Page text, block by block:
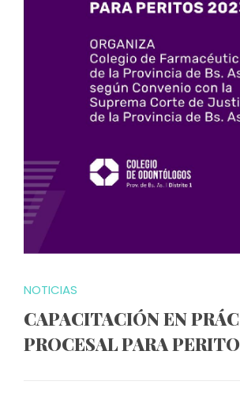
NOTICIAS
CAPACITACIÓN EN
PROCESAL PARA